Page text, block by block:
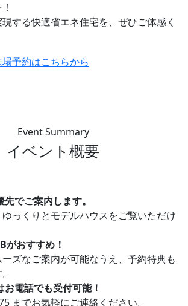
する快適省エネ住宅を、ぜひご体感く
Event Summary
イベント概要
でご案内します。
っくりとモデルハウスをご覧いただけ
がおすすめ！
ズなご案内が可能なうえ、予約特典も
電話でも受付可能！
でお気軽にご連絡ください。